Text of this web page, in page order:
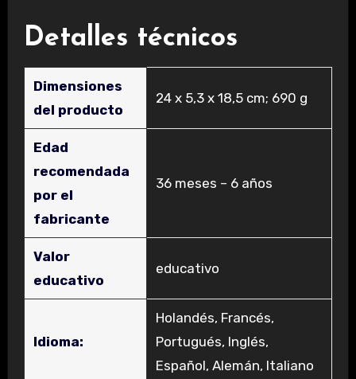
Detalles técnicos
Dimensiones
del producto
‎24 x 5,3 x 18,5 cm; 690 g
Edad
recomendada
por el
fabricante
‎36 meses – 6 años
Valor
educativo
‎educativo
Idioma:
‎Holandés, Francés,
Portugués, Inglés,
Español, Alemán, Italiano